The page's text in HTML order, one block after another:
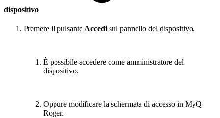
dispositivo
Premere il pulsante Accedi sul pannello del dispositivo.
È possibile accedere come amministratore del
dispositivo.
Oppure modificare la schermata di accesso in MyQ
Roger.